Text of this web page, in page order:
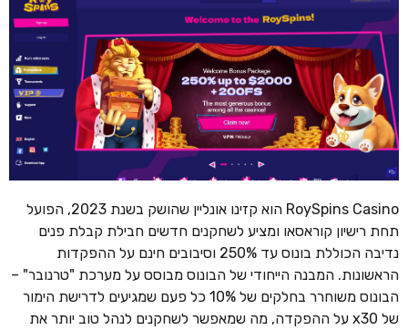
RoySpins Casino הוא קזינו אונליין שהושק בשנת 2023, הפועל
תחת רישיון קוראסאו ומציע לשחקנים חדשים חבילת קבלת פנים
נדיבה הכוללת בונוס עד 250% וסיבובים חינם על ההפקדות
הראשונות. המבנה הייחודי של הבונוס מבוסס על מערכת "טרנובר" –
הבונוס משוחרר בחלקים של 10% כל פעם שמגיעים לדרישת הימור
של x30 על ההפקדה, מה שמאפשר לשחקנים לנהל טוב יותר את